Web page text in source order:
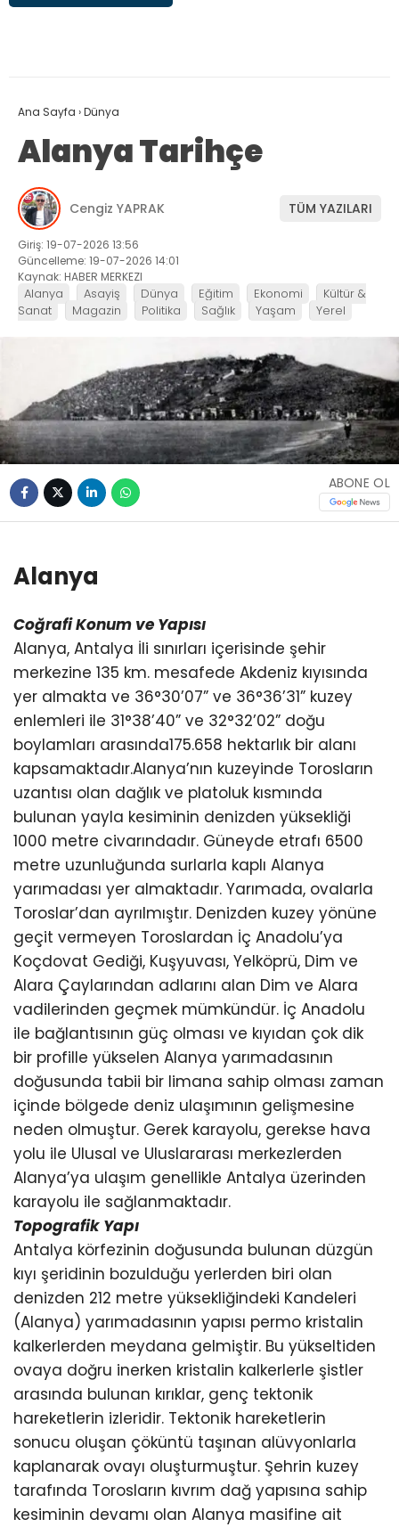
Ana Sayfa ›Dünya
Alanya Tarihçe
Cengiz YAPRAK TÜM YAZILARI
Giriş: 19-07-2026 13:56
Güncelleme: 19-07-2026 14:01
Kaynak: HABER MERKEZI
Alanya Asayiş Dünya Eğitim Ekonomi
Kültür &
Sanat
Magazin Politika Sağlık Yaşam Yerel
ABONE OL
Alanya
Coğrafi Konum ve Yapısı
Alanya, Antalya İli sınırları içerisinde şehir
merkezine 135 km. mesafede Akdeniz kıyısında
yer almakta ve 36°30’07” ve 36°36’31” kuzey
enlemleri ile 31°38’40” ve 32°32’02” doğu
boylamları arasında175.658 hektarlık bir alanı
kapsamaktadır.Alanya’nın kuzeyinde Torosların
uzantısı olan dağlık ve platoluk kısmında
bulunan yayla kesiminin denizden yüksekliği
1000 metre civarındadır. Güneyde etrafı 6500
metre uzunluğunda surlarla kaplı Alanya
yarımadası yer almaktadır. Yarımada, ovalarla
Toroslar’dan ayrılmıştır. Denizden kuzey yönüne
geçit vermeyen Toroslardan İç Anadolu’ya
Koçdovat Gediği, Kuşyuvası, Yelköprü, Dim ve
Alara Çaylarından adlarını alan Dim ve Alara
vadilerinden geçmek mümkündür. İç Anadolu
ile bağlantısının güç olması ve kıyıdan çok dik
bir profille yükselen Alanya yarımadasının
doğusunda tabii bir limana sahip olması zaman
içinde bölgede deniz ulaşımının gelişmesine
neden olmuştur. Gerek karayolu, gerekse hava
yolu ile Ulusal ve Uluslararası merkezlerden
Alanya’ya ulaşım genellikle Antalya üzerinden
karayolu ile sağlanmaktadır.
Topografik Yapı
Antalya körfezinin doğusunda bulunan düzgün
kıyı şeridinin bozulduğu yerlerden biri olan
denizden 212 metre yüksekliğindeki Kandeleri
(Alanya) yarımadasının yapısı permo kristalin
kalkerlerden meydana gelmiştir. Bu yükseltiden
ovaya doğru inerken kristalin kalkerlerle şistler
arasında bulunan kırıklar, genç tektonik
hareketlerin izleridir. Tektonik hareketlerin
sonucu oluşan çöküntü taşınan alüvyonlarla
kaplanarak ovayı oluşturmuştur. Şehrin kuzey
tarafında Torosların kıvrım dağ yapısına sahip
kesiminin devamı olan Alanya masifine ait